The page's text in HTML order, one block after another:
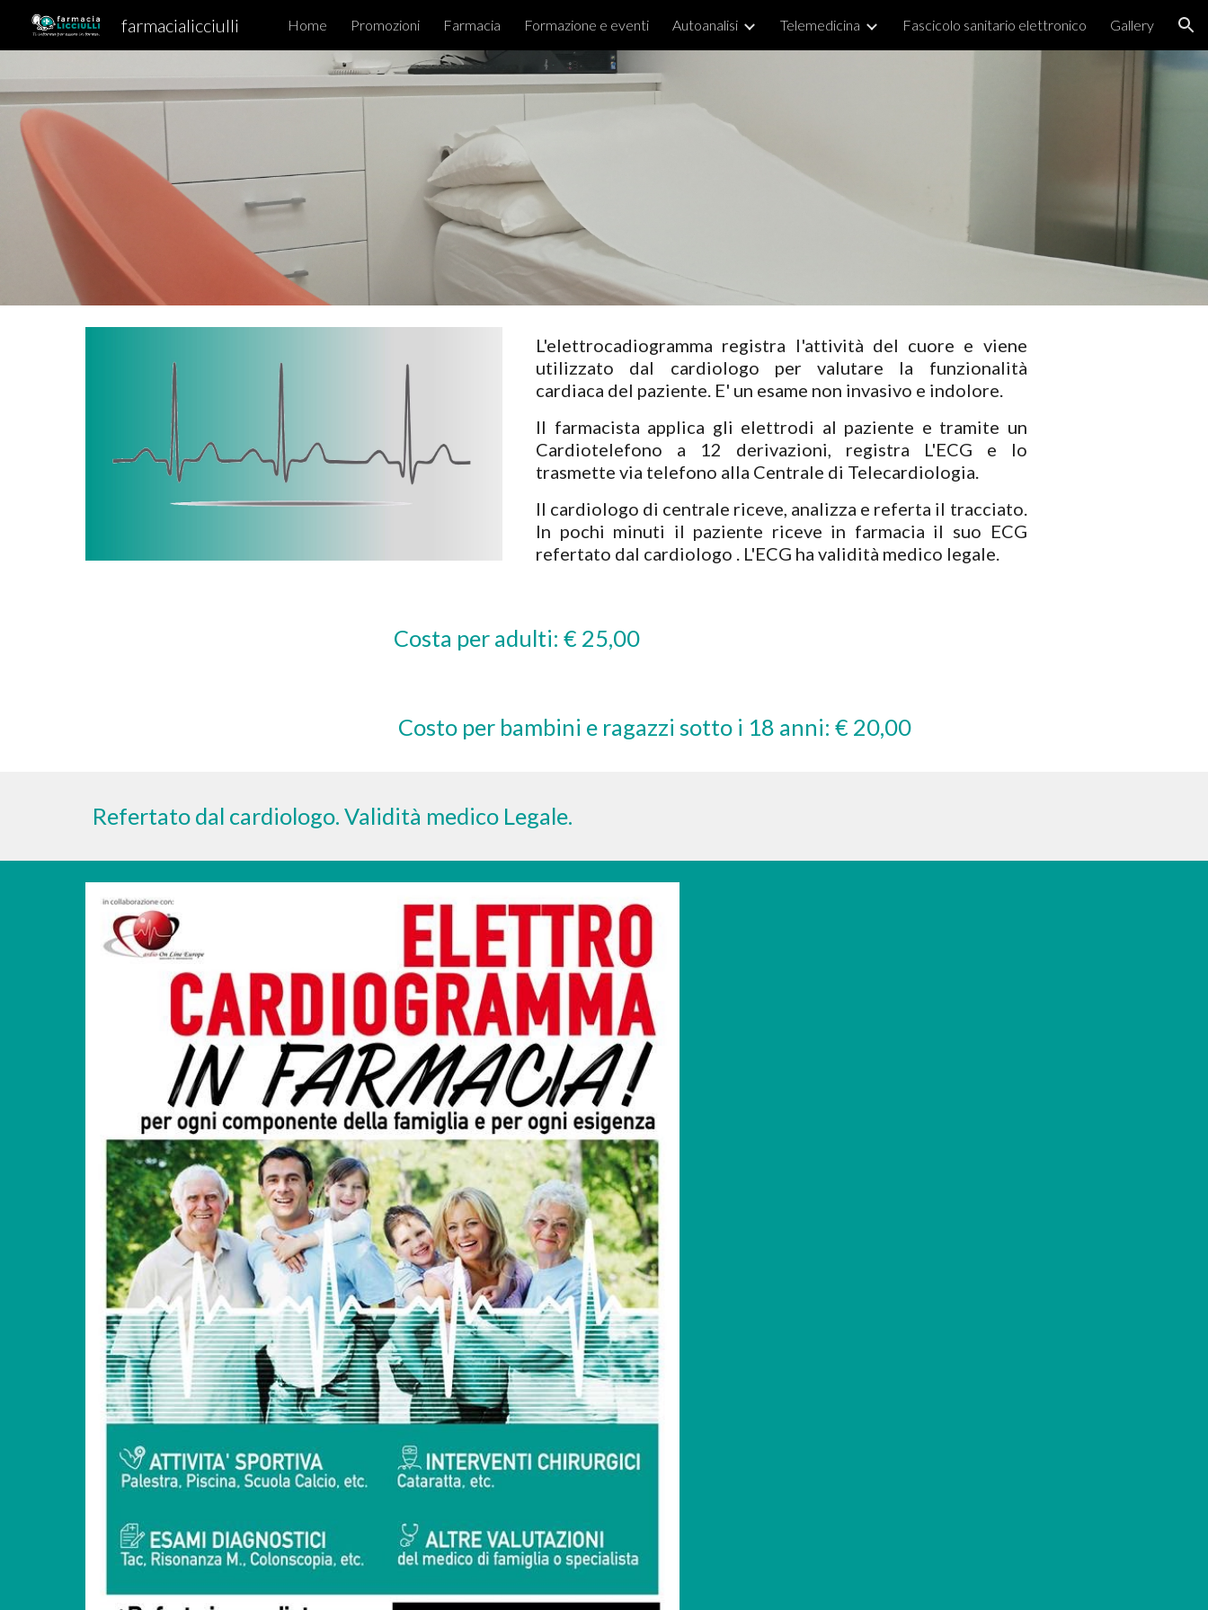
Skip to main content Skip to navigation
farmacialicciulli Home Promozioni Farmacia Formazione e eventi Autoanalisi Telemedicina Fascicolo sanitario elettronico Gallery
L'elettrocadiogramma registra l'attività del cuore e viene
utilizzato dal cardiologo per valutare la funzionalità
cardiaca del paziente. E' un esame non invasivo e indolore.
Il farmacista applica gli elettrodi al paziente e tramite un
Cardiotelefono a 12 derivazioni, registra L'ECG e lo
trasmette via telefono alla Centrale di Telecardiologia.
Il cardiologo di centrale riceve, analizza e referta il tracciato.
In pochi minuti il paziente riceve in farmacia il suo ECG
refertato dal cardiologo . L'ECG ha validità medico legale.
                                                                   Costa per adulti: € 25,00
                                                                    Costo per bambini e ragazzi sotto i 18 anni: € 20,00
Refertato dal cardiologo. Validità medico Legale.